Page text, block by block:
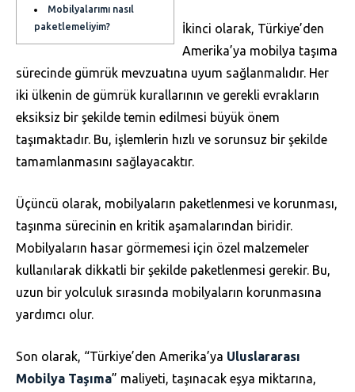
Mobilyalarımı nasıl
paketlemeliyim?
İkinci olarak, Türkiye’den
Amerika’ya mobilya taşıma
sürecinde gümrük mevzuatına uyum sağlanmalıdır. Her
iki ülkenin de gümrük kurallarının ve gerekli evrakların
eksiksiz bir şekilde temin edilmesi büyük önem
taşımaktadır. Bu, işlemlerin hızlı ve sorunsuz bir şekilde
tamamlanmasını sağlayacaktır.
Üçüncü olarak, mobilyaların paketlenmesi ve korunması,
taşınma sürecinin en kritik aşamalarından biridir.
Mobilyaların hasar görmemesi için özel malzemeler
kullanılarak dikkatli bir şekilde paketlenmesi gerekir. Bu,
uzun bir yolculuk sırasında mobilyaların korunmasına
yardımcı olur.
Son olarak, “Türkiye’den Amerika’ya Uluslararası
Mobilya Taşıma” maliyeti, taşınacak eşya miktarına,